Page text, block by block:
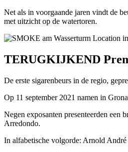
Net als in voorgaande jaren vindt de
met uitzicht op de watertoren.
TERUGKIJKEND
De erste sigarenbeurs in de regio,
Op 11 september 2021 namen in
Negen exposanten presenteerden een
Arredondo.
In alfabetische volgorde: Arnold